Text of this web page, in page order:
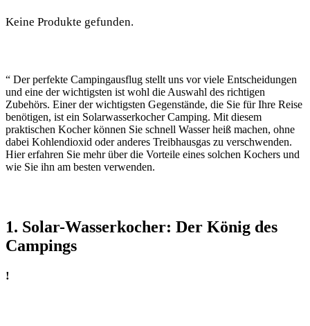
Keine Produkte gefunden.
“ Der perfekte ⁢Campingausflug stellt uns vor viele Entscheidungen
und eine​ der wichtigsten ist wohl die ⁤Auswahl ‌des richtigen
Zubehörs. Einer ⁤der wichtigsten Gegenstände, die Sie für Ihre Reise
benötigen, ist ein ‍Solarwasserkocher Camping. Mit diesem
praktischen Kocher können Sie schnell⁤ Wasser heiß machen, ohne
‌dabei Kohlendioxid oder ‍anderes Treibhausgas zu verschwenden.
Hier erfahren Sie mehr über die Vorteile eines solchen Kochers ​und
wie Sie ihn am⁢ besten ‍verwenden.
1. Solar-Wasserkocher: Der König des
Campings
!